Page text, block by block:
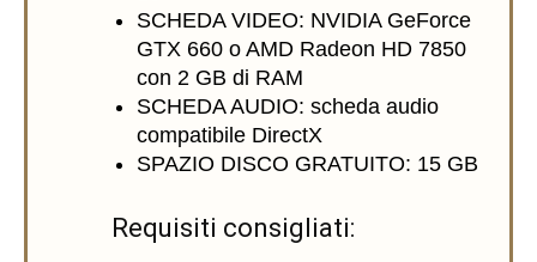
SCHEDA VIDEO: NVIDIA GeForce
GTX 660 o AMD Radeon HD 7850
con 2 GB di RAM
SCHEDA AUDIO: scheda audio
compatibile DirectX
SPAZIO DISCO GRATUITO: 15 GB
Requisiti consigliati: